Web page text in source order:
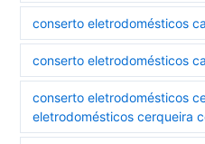
conserto eletrodomésticos
conserto eletrodomésticos
conserto eletrodomésticos
eletrodomésticos cerqueira